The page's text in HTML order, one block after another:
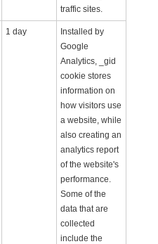
traffic sites.
1 day
Installed by
Google
Analytics, _gid
cookie stores
information on
how visitors use
a website, while
also creating an
analytics report
of the website's
performance.
Some of the
data that are
collected
include the